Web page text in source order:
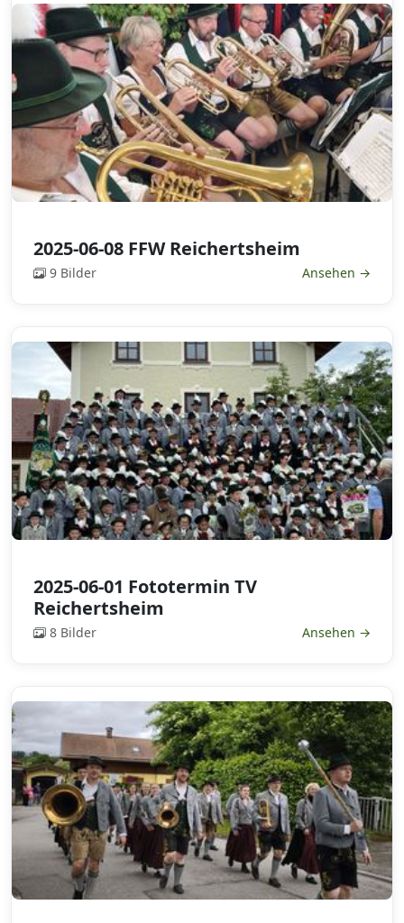
2025-06-08 FFW Reichertsheim
9 Bilder Ansehen →
2025-06-01 Fototermin TV
Reichertsheim
8 Bilder Ansehen →